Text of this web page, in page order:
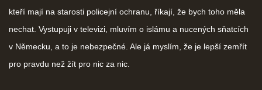
kteří mají na starosti policejní ochranu, říkají, že bych toho měla
nechat. Vystupuji v televizi, mluvím o islámu a nucených sňatcích
v Německu, a to je nebezpečné. Ale já myslím, že je lepší zemřít
pro pravdu než žít pro nic za nic.